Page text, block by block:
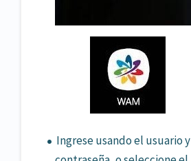
Ingrese usando el usuario y